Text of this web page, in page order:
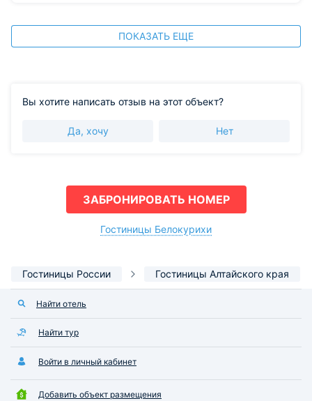
ПОКАЗАТЬ ЕЩЕ
Вы хотите написать отзыв на этот объект?
Да, хочу Нет
ЗАБРОНИРОВАТЬ НОМЕР
Гостиницы Белокурихи
Гостиницы России Гостиницы Алтайского края
Найти отель
Найти тур
Войти в личный кабинет
Добавить объект размещения